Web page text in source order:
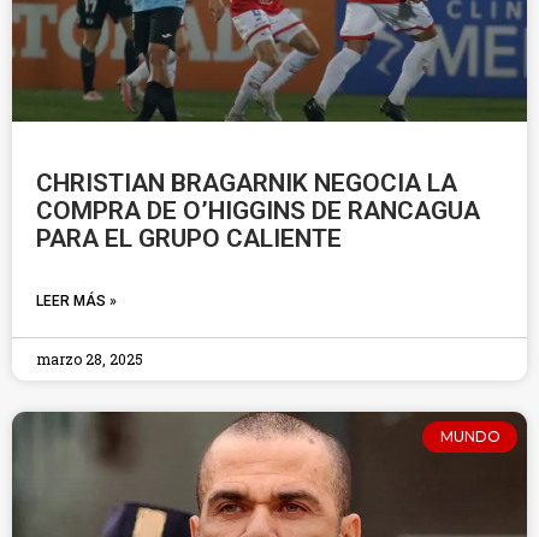
CHRISTIAN BRAGARNIK NEGOCIA LA
COMPRA DE O’HIGGINS DE RANCAGUA
PARA EL GRUPO CALIENTE
LEER MÁS »
marzo 28, 2025
MUNDO